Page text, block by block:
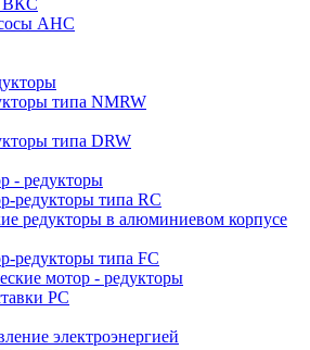
ВКС
АНС
типа NMRW
типа DRW
- редукторы
редукторы типа RC
редукторы в алюминиевом корпусе
редукторы типа FC
мотор - редукторы
PC
электроэнергией